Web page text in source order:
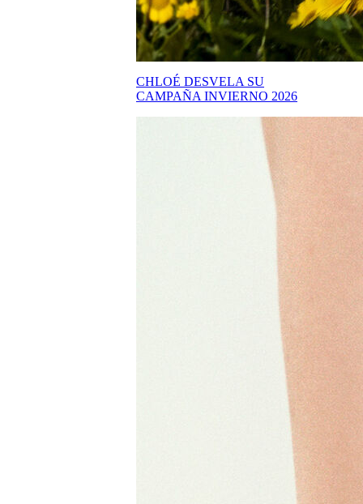
CHLOÉ DESVELA SU
CAMPAÑA INVIERNO 2026